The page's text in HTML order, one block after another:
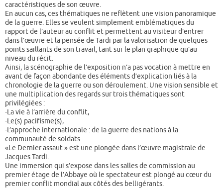
caractéristiques de son œuvre.
En aucun cas, ces thématiques ne reflètent une vision panoramique
de la guerre. Elles se veulent simplement emblématiques du
rapport de l’auteur au conflit et permettent au visiteur d’entrer
dans l’œuvre et la pensée de Tardi par la valorisation de quelques
points saillants de son travail, tant sur le plan graphique qu’au
niveau du récit.
Ainsi, la scénographie de l’exposition n’a pas vocation à mettre en
avant de façon abondante des éléments d’explication liés à la
chronologie de la guerre ou son déroulement. Une vision sensible et
une multiplication des regards sur trois thématiques sont
privilégiées :
-La vie à l’arrière du conflit,
-Le(s) pacifisme(s),
-L’approche internationale : de la guerre des nations à la
communauté de soldats.
«Le Dernier assaut » est une plongée dans l’œuvre magistrale de
Jacques Tardi.
Une immersion qui s’expose dans les salles de commission au
premier étage de l’Abbaye où le spectateur est plongé au cœur du
premier conflit mondial aux côtés des belligérants.